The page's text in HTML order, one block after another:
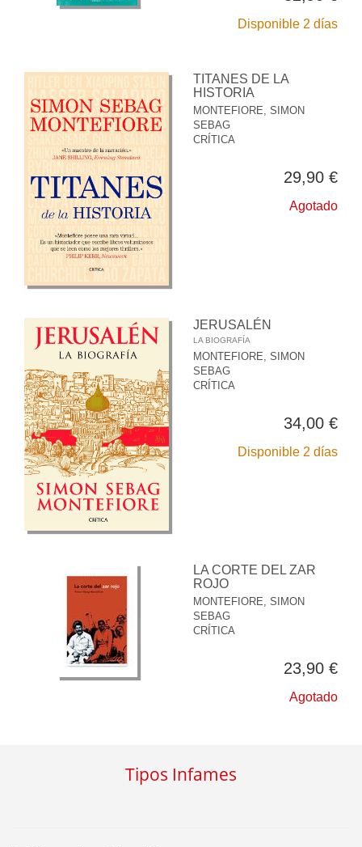
Disponible 2 días
TITANES DE LA
HISTORIA
MONTEFIORE, SIMON
SEBAG
CRÍTICA
29,90 €
Agotado
JERUSALÉN
LA BIOGRAFÍA
MONTEFIORE, SIMON
SEBAG
CRÍTICA
34,00 €
Disponible 2 días
LA CORTE DEL ZAR
ROJO
MONTEFIORE, SIMON
SEBAG
CRÍTICA
23,90 €
Agotado
Tipos Infames